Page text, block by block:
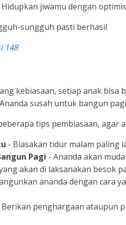
jiwamu dengan
sungguh pasti berhasil
148
kebiasaan, setiap anak
susah untuk bangun pagi
tips pembiasaan, agar
- Biasakan tidur malam paling
Pagi - Ananda akan
akan di laksanakan besok
ananda dengan cara
Berikan penghargaan ataupun